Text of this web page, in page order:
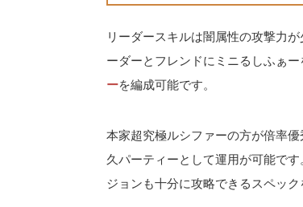
リーダースキルは闇属性の攻撃力
ーダーとフレンドにミニるしふぁー
ーを編成可能です。
本家超究極ルシファーの方が倍率
久パーティーとして運用が可能で
ジョンも十分に攻略できるスペック